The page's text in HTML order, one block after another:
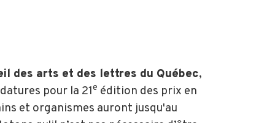
des arts et des lettres du Québec,
pour la 21e édition des prix en
et organismes auront jusqu'au